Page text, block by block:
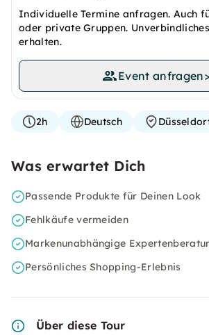
Individuelle Termine anfragen. Auch
oder private Gruppen.
erhalten.
Event anfragen>
2h Deutsch
Was erwartet Dich
Passende Produkte für Deinen Look
Fehlkäufe vermeiden
Markenunabhängige
Persönliches Shopping-Erlebnis
Über diese Tour